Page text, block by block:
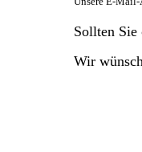
Sollten Sie
Wir